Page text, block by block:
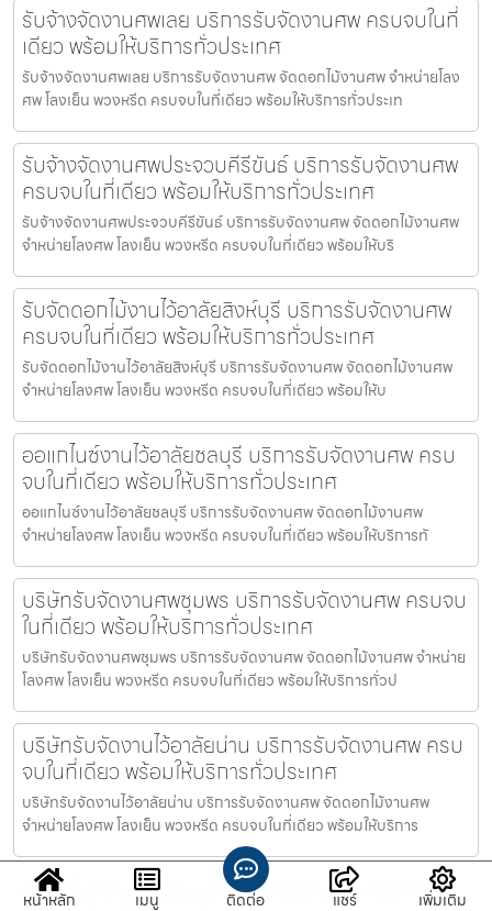
รับจ้างจัดงานศพเลย บริการรับจัดงานศพ ครบจบในที่
เดียว พร้อมให้บริการทั่วประเทศ
รับจ้างจัดงานศพเลย บริการรับจัดงานศพ จัดดอกไม้งานศพ จำหน่ายโลง
ศพ โลงเย็น พวงหรีด ครบจบในที่เดียว พร้อมให้บริการทั่วประเท
รับจ้างจัดงานศพประจวบคีรีขันธ์ บริการรับจัดงานศพ
ครบจบในที่เดียว พร้อมให้บริการทั่วประเทศ
รับจ้างจัดงานศพประจวบคีรีขันธ์ บริการรับจัดงานศพ จัดดอกไม้งานศพ
จำหน่ายโลงศพ โลงเย็น พวงหรีด ครบจบในที่เดียว พร้อมให้บริ
รับจัดดอกไม้งานไว้อาลัยสิงห์บุรี บริการรับจัดงานศพ
ครบจบในที่เดียว พร้อมให้บริการทั่วประเทศ
รับจัดดอกไม้งานไว้อาลัยสิงห์บุรี บริการรับจัดงานศพ จัดดอกไม้งานศพ
จำหน่ายโลงศพ โลงเย็น พวงหรีด ครบจบในที่เดียว พร้อมให้บ
ออแกไนซ์งานไว้อาลัยชลบุรี บริการรับจัดงานศพ ครบ
จบในที่เดียว พร้อมให้บริการทั่วประเทศ
ออแกไนซ์งานไว้อาลัยชลบุรี บริการรับจัดงานศพ จัดดอกไม้งานศพ
จำหน่ายโลงศพ โลงเย็น พวงหรีด ครบจบในที่เดียว พร้อมให้บริการทั
บริษัทรับจัดงานศพชุมพร บริการรับจัดงานศพ ครบจบ
ในที่เดียว พร้อมให้บริการทั่วประเทศ
บริษัทรับจัดงานศพชุมพร บริการรับจัดงานศพ จัดดอกไม้งานศพ จำหน่าย
โลงศพ โลงเย็น พวงหรีด ครบจบในที่เดียว พร้อมให้บริการทั่วป
บริษัทรับจัดงานไว้อาลัยน่าน บริการรับจัดงานศพ ครบ
จบในที่เดียว พร้อมให้บริการทั่วประเทศ
บริษัทรับจัดงานไว้อาลัยน่าน บริการรับจัดงานศพ จัดดอกไม้งานศพ
จำหน่ายโลงศพ โลงเย็น พวงหรีด ครบจบในที่เดียว พร้อมให้บริการ
ออแกไนซ์งานศพเลย บริการรับจัดงานศพ ครบจบในที่
หน้าหลัก เมนู ติดต่อ แชร์ เพิ่มเติม